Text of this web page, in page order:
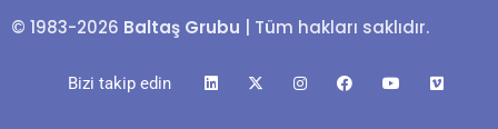
© 1983-2026 Baltaş Grubu | Tüm hakları saklıdır.
Bizi takip edin